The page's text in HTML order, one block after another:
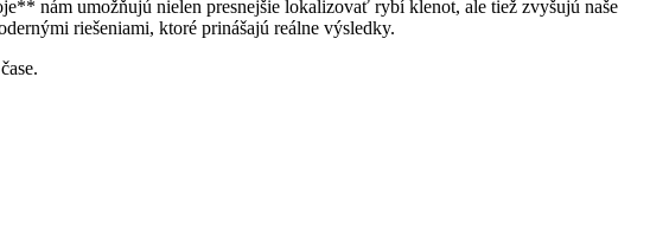
nám umožňujú nielen presnejšie lokalizovať rybí klenot, ale tiež zvyšujú naše
riešeniami, ktoré prinášajú reálne výsledky.